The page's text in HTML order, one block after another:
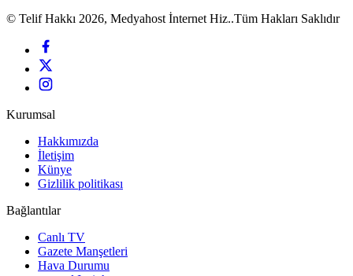
© Telif Hakkı 2026, Medyahost İnternet Hiz..Tüm Hakları Saklıdır
Kurumsal
Hakkımızda
İletişim
Künye
Gizlilik politikası
Bağlantılar
Canlı TV
Gazete Manşetleri
Hava Durumu